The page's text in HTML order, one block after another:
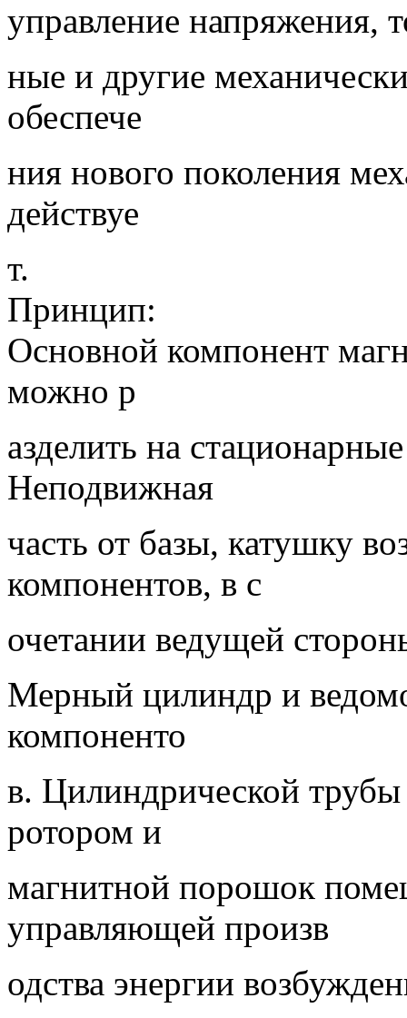
управление напряжения,
ные и другие
обеспече
ния нового поколения
действуе
т.
Принцип:
Основной компонент
можно р
азделить на
Неподвижная
часть от базы, катушку
компонентов, в с
очетании ведущей
Мерный цилиндр и
компоненто
в. Цилиндрической
ротором и
магнитной порошок
управляющей произв
одства энергии